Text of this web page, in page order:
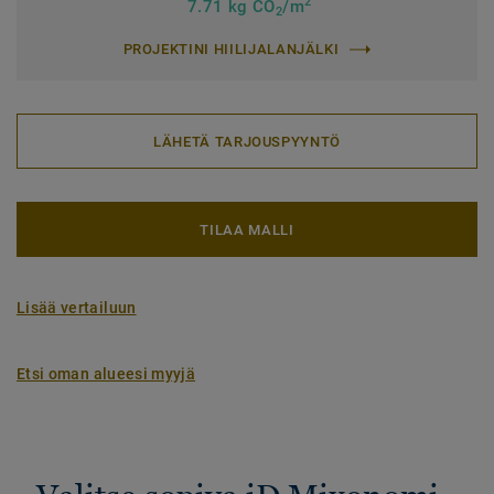
7.71 kg CO2/m
PROJEKTINI HIILIJALANJÄLKI
LÄHETÄ TARJOUSPYYNTÖ
TILAA MALLI
Lisää vertailuun
Etsi oman alueesi myyjä